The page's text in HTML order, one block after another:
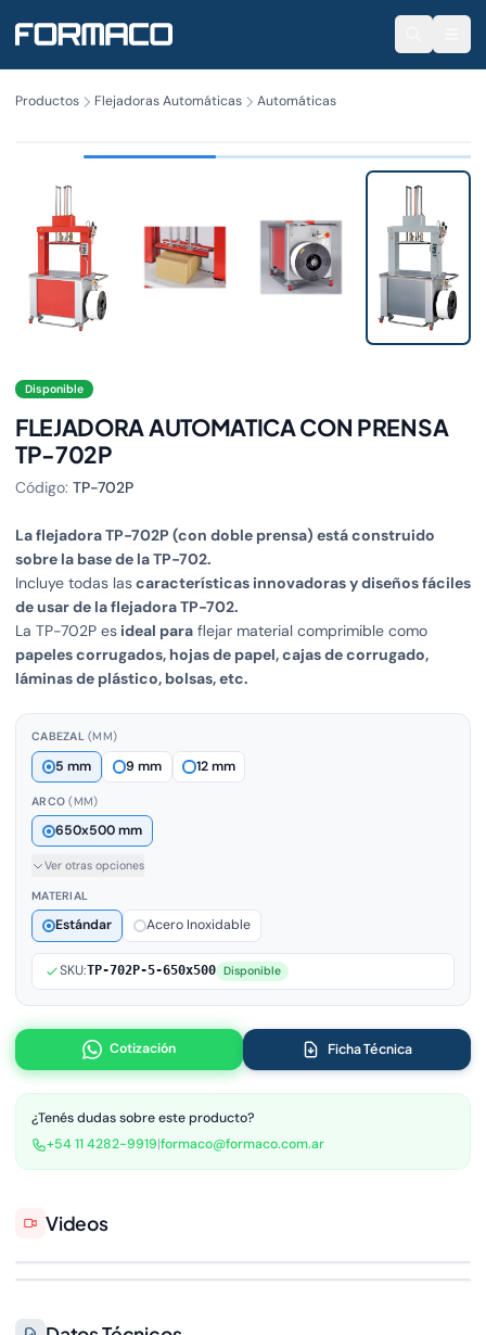
Productos Flejadoras Automáticas Automáticas
TP-702P
Disponible
FLEJADORA AUTOMATICA CON PRENSA
TP-702P
Código: TP-702P
La flejadora TP-702P (con doble prensa) está construido
sobre la base de la TP-702.
Incluye todas lascaracterísticas innovadoras y diseños fáciles
de usar de la flejadora TP-702.
La TP-702P es ideal para flejar material comprimible como
papeles corrugados, hojas de papel, cajas de corrugado,
láminas de plástico, bolsas, etc.
CABEZAL(MM)
5 mm 9 mm 12 mm
ARCO(MM)
650x500 mm
Ver otras opciones
MATERIAL
Estándar Acero Inoxidable
SKU:TP-702P-5-650x500 Disponible
Cotización Ficha Técnica
¿Tenés dudas sobre este producto?
+54 11 4282-9919|formaco@formaco.com.ar
Videos